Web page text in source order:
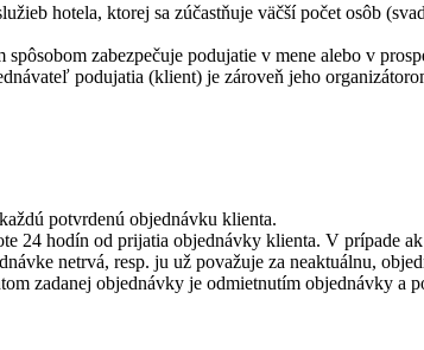
hotela, ktorej sa zúčastňuje väčší počet osôb
zabezpečuje podujatie v mene alebo v
podujatia (klient) je zároveň jeho
potvrdenú objednávku klienta.
24 hodín od prijatia objednávky klienta. V prípade
netrvá, resp. ju už považuje za neaktuálnu,
zadanej objednávky je odmietnutím objednávky a